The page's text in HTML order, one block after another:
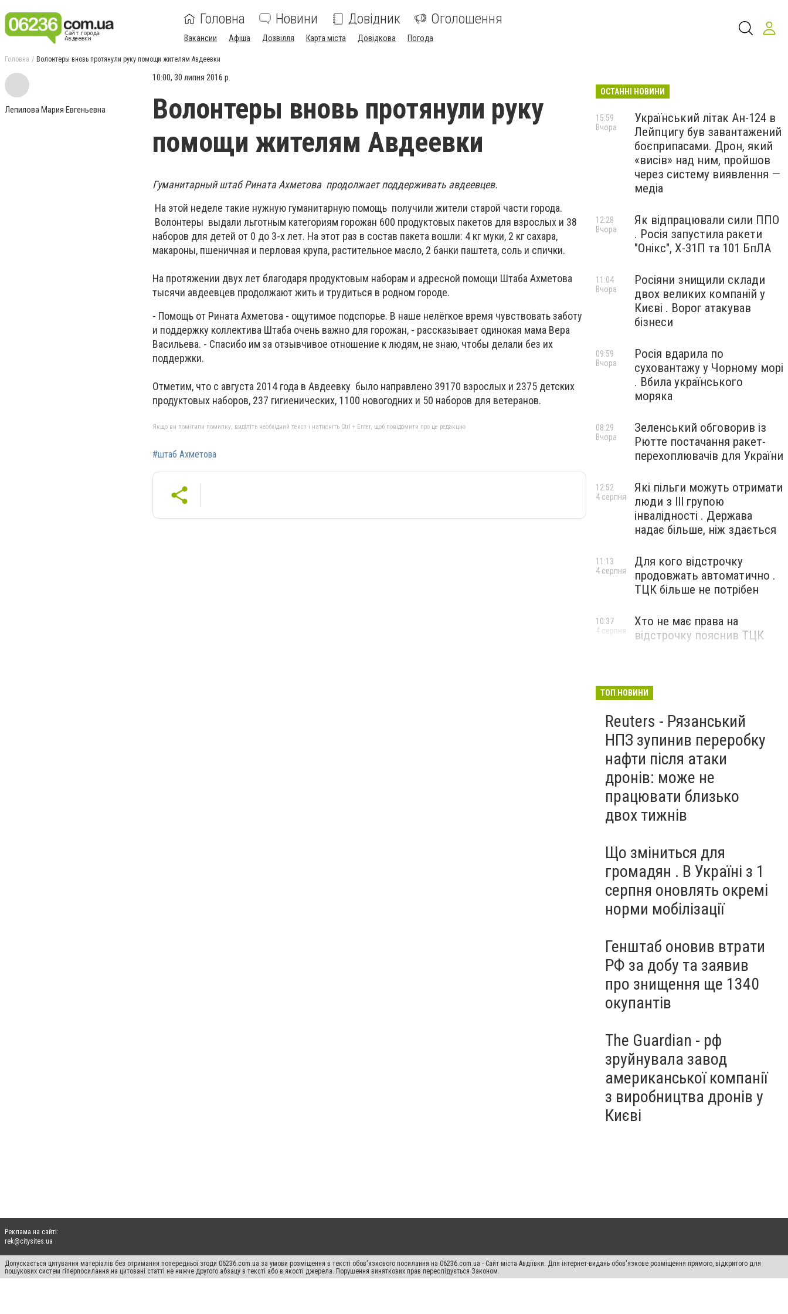
Головна Новини Довідник Оголошення
Вакансии Афіша Дозвілля Карта міста Довідкова Погода
Головна Волонтеры вновь протянули руку помощи жителям Авдеевки
Лепилова Мария Евгеньевна
10:00, 30 липня 2016 р.
Волонтеры вновь протянули руку
помощи жителям Авдеевки
Гуманитарный штаб Рината Ахметова продолжает поддерживать авдеевцев.
На этой неделе такие нужную гуманитарную помощь получили жители старой части города.
Волонтеры выдали льготным категориям горожан 600 продуктовых пакетов для взрослых и 38
наборов для детей от 0 до 3-х лет. На этот раз в состав пакета вошли: 4 кг муки, 2 кг сахара,
макароны, пшеничная и перловая крупа, растительное масло, 2 банки паштета, соль и спички.
На протяжении двух лет благодаря продуктовым наборам и адресной помощи Штаба Ахметова
тысячи авдеевцев продолжают жить и трудиться в родном городе.
- Помощь от Рината Ахметова - ощутимое подспорье. В наше нелёгкое время чувствовать заботу
и поддержку коллектива Штаба очень важно для горожан, - рассказывает одинокая мама Вера
Васильева. - Спасибо им за отзывчивое отношение к людям, не знаю, чтобы делали без их
поддержки.
Отметим, что с августа 2014 года в Авдеевку было направлено 39170 взрослых и 2375 детских
продуктовых наборов, 237 гигиенических, 1100 новогодних и 50 наборов для ветеранов.
Якщо ви помітили помилку, виділіть необхідний текст і натисніть Ctrl + Enter, щоб повідомити про це редакцію
#штаб Ахметова
ОСТАННІ НОВИНИ
Український літак Ан-124 в
Лейпцигу був завантажений
боєприпасами. Дрон, який
«висів» над ним, пройшов
через систему виявлення —
медіа
15:59
Вчора
Як відпрацювали сили ППО
. Росія запустила ракети
"Онікс", Х-31П та 101 БпЛА
12:28
Вчора
Росіяни знищили склади
двох великих компаній у
Києві . Ворог атакував
бізнеси
11:04
Вчора
Росія вдарила по
суховантажу у Чорному морі
. Вбила українського
моряка
09:59
Вчора
Зеленський обговорив із
Рютте постачання ракет-
перехоплювачів для України
08:29
Вчора
Які пільги можуть отримати
люди з III групою
інвалідності . Держава
надає більше, ніж здається
12:52
4 серпня
Для кого відстрочку
продовжать автоматично .
ТЦК більше не потрібен
11:13
4 серпня
Хто не має права на
відстрочку пояснив ТЦК
10:37
4 серпня
ТОП НОВИНИ
Reuters - Рязанський
НПЗ зупинив переробку
нафти після атаки
дронів: може не
працювати близько
двох тижнів
Що зміниться для
громадян . В Україні з 1
серпня оновлять окремі
норми мобілізації
Генштаб оновив втрати
РФ за добу та заявив
про знищення ще 1340
окупантів
The Guardian - рф
зруйнувала завод
американської компанії
з виробництва дронів у
Києві
Реклама на сайті:
rek@citysites.ua
Допускається цитування матеріалів без отримання попередньої згоди 06236.com.ua за умови розміщення в тексті обов'язкового посилання на 06236.com.ua - Сайт міста Авдіївки. Для інтернет-видань обов'язкове розміщення прямого, відкритого для
пошукових систем гіперпосилання на цитовані статті не нижче другого абзацу в тексті або в якості джерела. Порушення виняткових прав переслідується Законом.